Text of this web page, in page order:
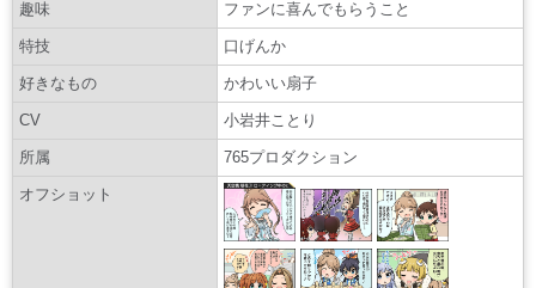
趣味 ファンに喜んでもらうこと
特技 口げんか
好きなもの かわいい扇子
CV 小岩井ことり
所属 765プロダクション
オフショット